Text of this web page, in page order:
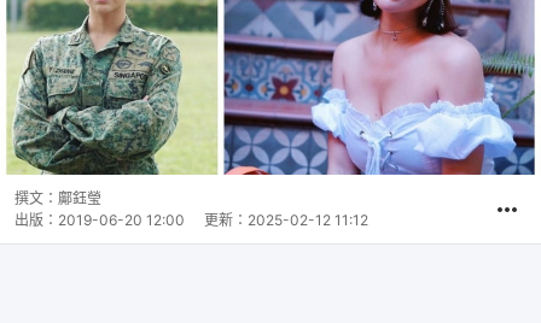
撰文： 鄺鈺瑩
出版： 2019-06-20 12:00 更新： 2025-02-12 11:12